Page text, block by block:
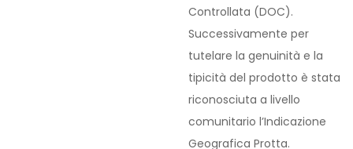
Controllata (DOC).
Successivamente per
tutelare la genuinità e la
tipicità del prodotto è stata
riconosciuta a livello
comunitario l’Indicazione
Geografica Protta.